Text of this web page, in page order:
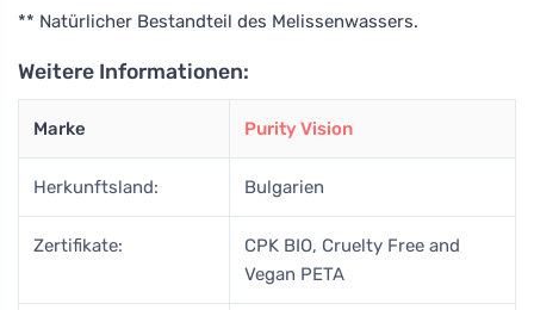
** Natürlicher Bestandteil des Melissenwassers.
Weitere Informationen:
Marke Purity Vision
Herkunftsland: Bulgarien
Zertifikate:
CPK BIO, Cruelty Free and
Vegan PETA